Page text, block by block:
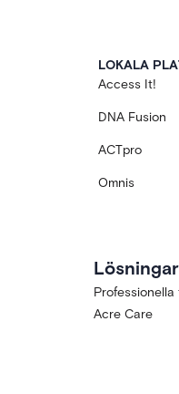
LOKALA
Access It!
DNA Fusion
ACTpro
Omnis
Lösningar
Acre Care